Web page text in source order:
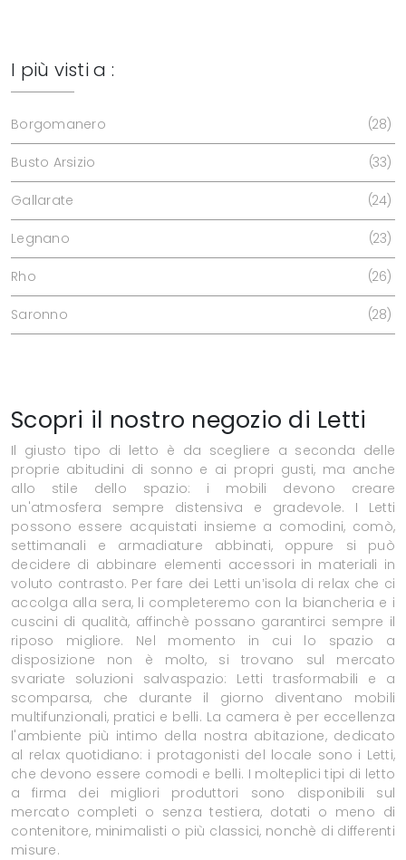
I più visti a :
Borgomanero 28
Busto Arsizio 33
Gallarate 24
Legnano 23
Rho 26
Saronno 28
Scopri il nostro negozio di Letti
Il giusto tipo di letto è da scegliere a seconda delle
proprie abitudini di sonno e ai propri gusti, ma anche
allo stile dello spazio: i mobili devono creare
un'atmosfera sempre distensiva e gradevole. I Letti
possono essere acquistati insieme a comodini, comò,
settimanali e armadiature abbinati, oppure si può
decidere di abbinare elementi accessori in materiali in
voluto contrasto. Per fare dei Letti un’isola di relax che ci
accolga alla sera, li completeremo con la biancheria e i
cuscini di qualità, affinchè possano garantirci sempre il
riposo migliore. Nel momento in cui lo spazio a
disposizione non è molto, si trovano sul mercato
svariate soluzioni salvaspazio: Letti trasformabili e a
scomparsa, che durante il giorno diventano mobili
multifunzionali, pratici e belli. La camera è per eccellenza
l'ambiente più intimo della nostra abitazione, dedicato
al relax quotidiano: i protagonisti del locale sono i Letti,
che devono essere comodi e belli. I molteplici tipi di letto
a firma dei migliori produttori sono disponibili sul
mercato completi o senza testiera, dotati o meno di
contenitore, minimalisti o più classici, nonchè di differenti
misure.